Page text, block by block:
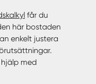
får du
här bostaden
enkelt justera
med